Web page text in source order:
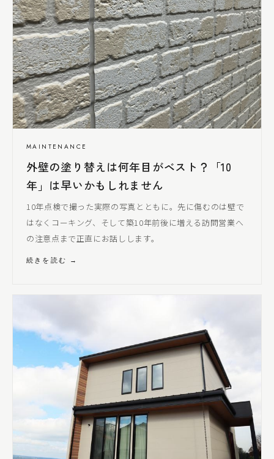
MAINTENANCE
外壁の塗り替えは何年目がベスト？「10
年」は早いかもしれません
10年点検で撮った実際の写真とともに。先に傷むのは壁で
はなくコーキング、そして築10年前後に増える訪問営業へ
の注意点まで正直にお話しします。
続きを読む →